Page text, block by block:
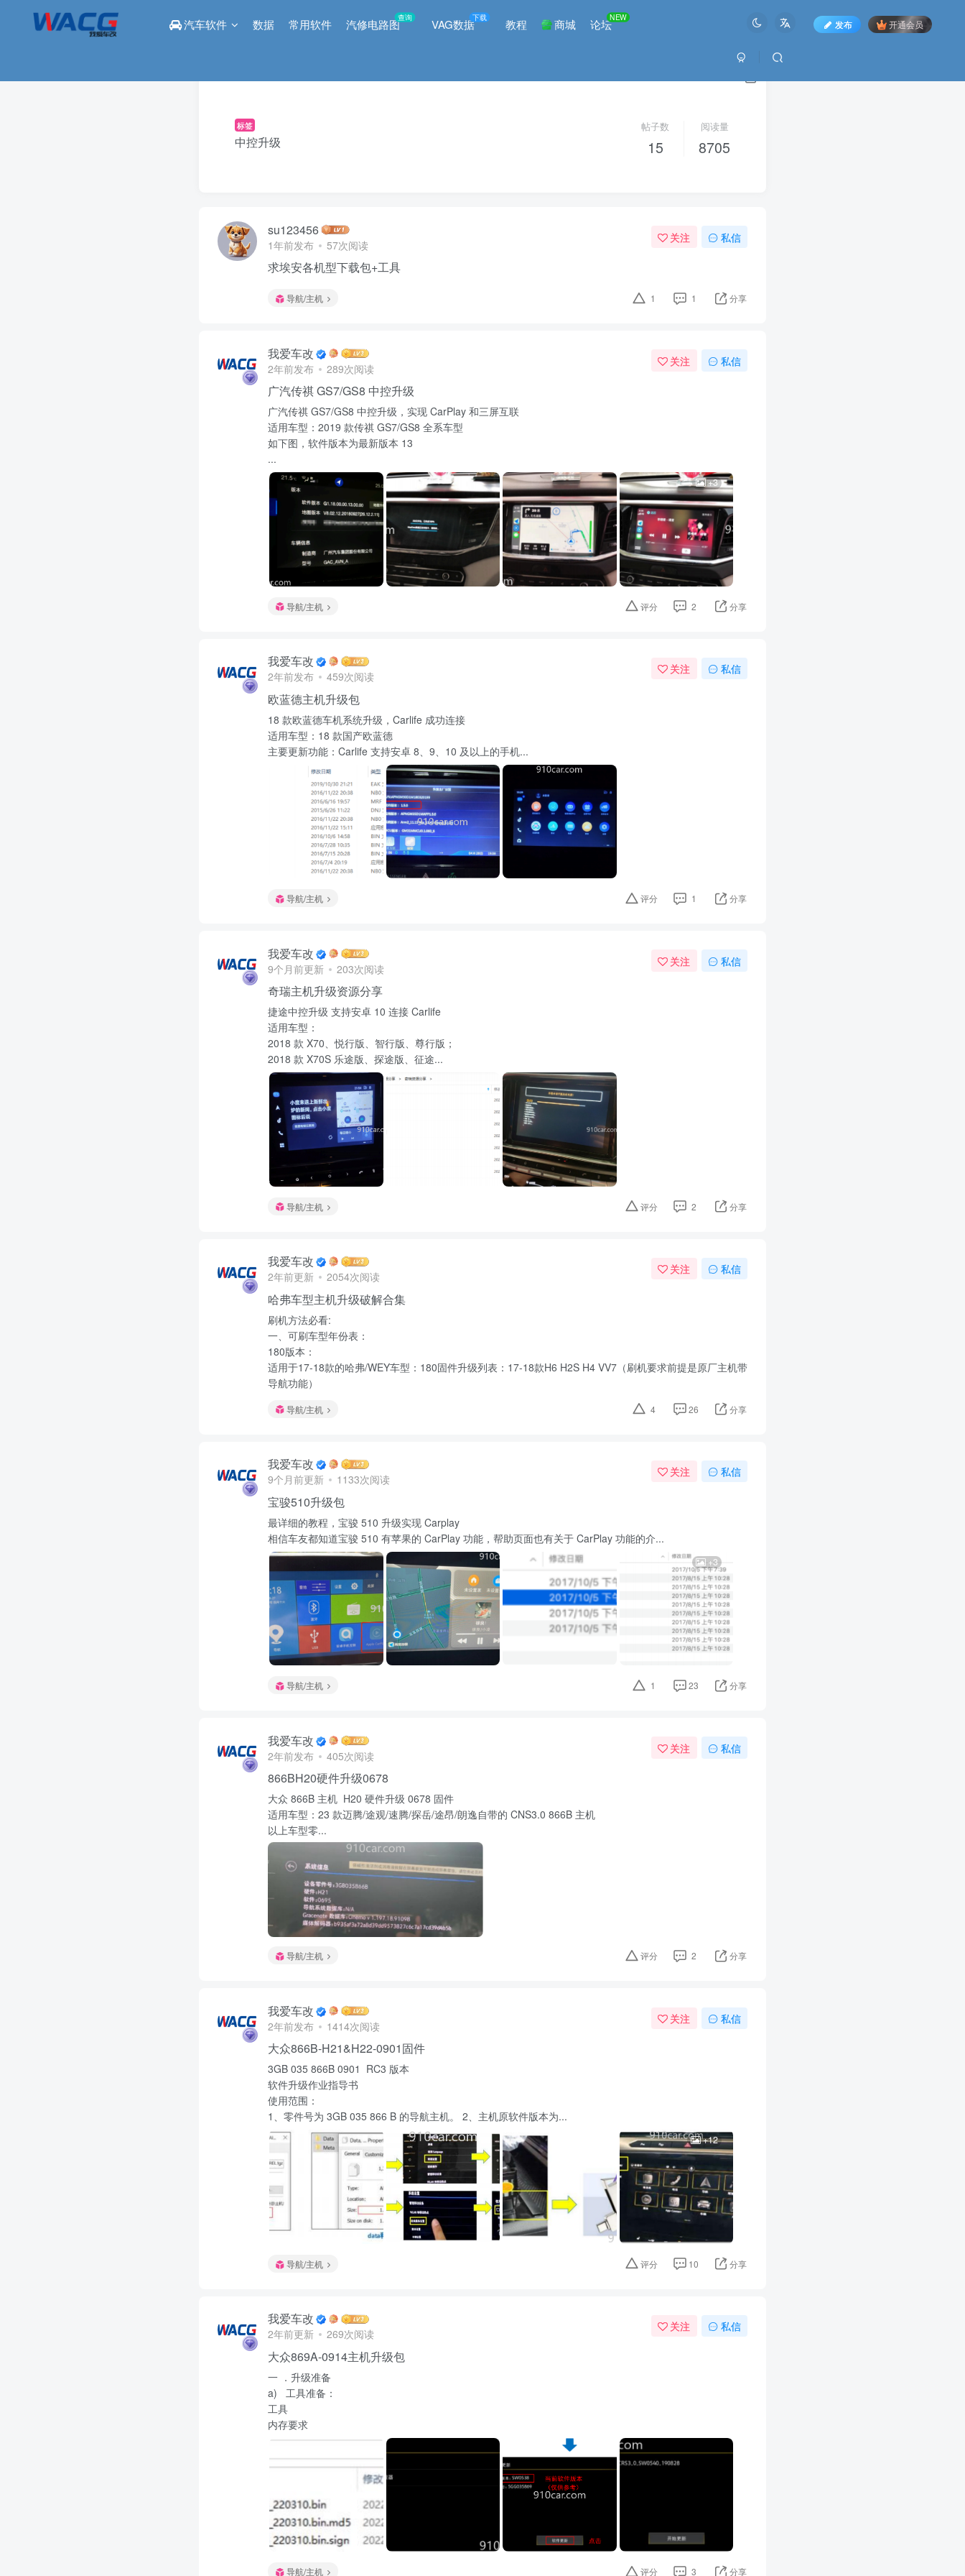
汽车软件 数据 常用软件 汽修电路图查询 VAG数据下载 教程 商城 论坛NEW
发布 开通会员
标签
中控升级
帖子数
15
阅读量
8705
su123456
1年前发布 57次阅读
关注 私信
求埃安各机型下载包+工具
导航/主机 1 1 分享
我爱车改
2年前发布 289次阅读
关注 私信
广汽传祺 GS7/GS8 中控升级
广汽传祺 GS7/GS8 中控升级，实现 CarPlay 和三屏互联
适用车型：2019 款传祺 GS7/GS8 全系车型
如下图，软件版本为最新版本 13
...
+3
导航/主机 评分 2 分享
我爱车改
2年前发布 459次阅读
关注 私信
欧蓝德主机升级包
18 款欧蓝德车机系统升级，Carlife 成功连接
适用车型：18 款国产欧蓝德
主要更新功能：Carlife 支持安卓 8、9、10 及以上的手机...
导航/主机 评分 1 分享
我爱车改
9个月前更新 203次阅读
关注 私信
奇瑞主机升级资源分享
捷途中控升级 支持安卓 10 连接 Carlife
适用车型：
2018 款 X70、悦行版、智行版、尊行版；
2018 款 X70S 乐途版、探途版、征途...
导航/主机 评分 2 分享
我爱车改
2年前更新 2054次阅读
关注 私信
哈弗车型主机升级破解合集
刷机方法必看:
一、可刷车型年份表：
180版本：
适用于17-18款的哈弗/WEY车型：180固件升级列表：17-18款H6 H2S H4 VV7（刷机要求前提是原厂主机带
导航功能）
导航/主机 4 26 分享
我爱车改
9个月前更新 1133次阅读
关注 私信
宝骏510升级包
最详细的教程，宝骏 510 升级实现 Carplay
相信车友都知道宝骏 510 有苹果的 CarPlay 功能，帮助页面也有关于 CarPlay 功能的介...
+3
导航/主机 1 23 分享
我爱车改
2年前发布 405次阅读
关注 私信
866BH20硬件升级0678
大众 866B 主机 H20 硬件升级 0678 固件
适用车型：23 款迈腾/途观/速腾/探岳/途昂/朗逸自带的 CNS3.0 866B 主机
以上车型零...
导航/主机 评分 2 分享
我爱车改
2年前发布 1414次阅读
关注 私信
大众866B-H21&H22-0901固件
3GB 035 866B 0901 RC3 版本
软件升级作业指导书
使用范围：
1、零件号为 3GB 035 866 B 的导航主机。 2、主机原软件版本为...
+12
导航/主机 评分 10 分享
我爱车改
2年前更新 269次阅读
关注 私信
大众869A-0914主机升级包
一 ．升级准备
a) 工具准备：
工具
内存要求
导航/主机 评分 3 分享